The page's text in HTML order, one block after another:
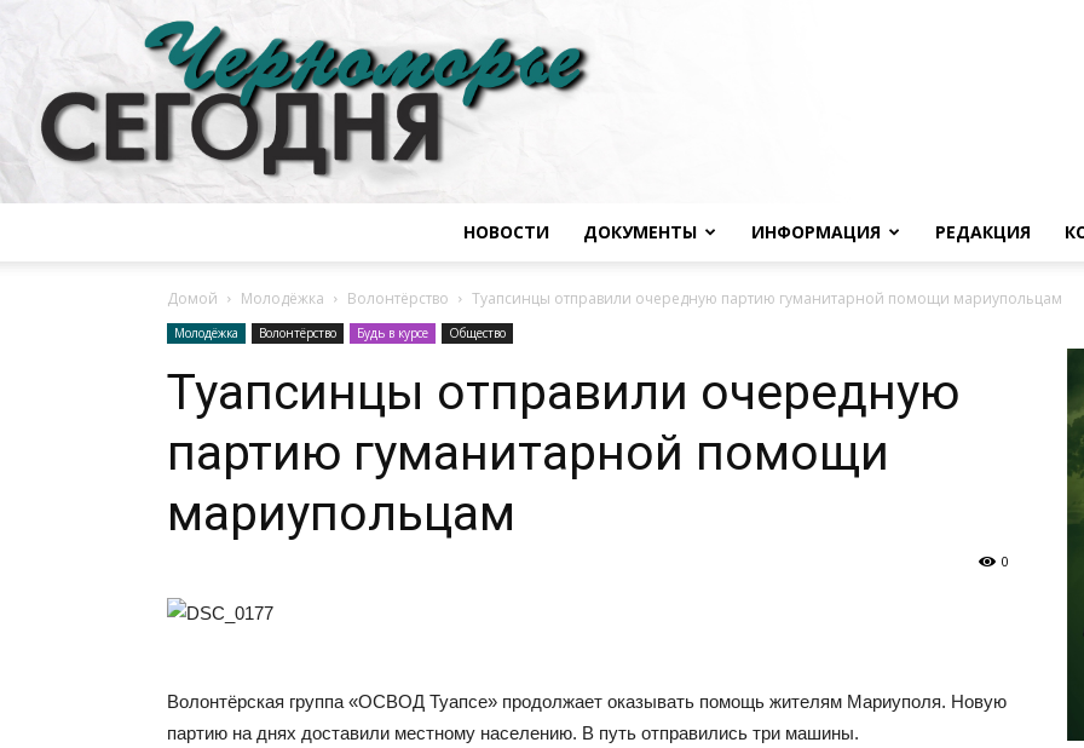
НОВОСТИ ДОКУМЕНТЫ ИНФОРМАЦИЯ РЕДАКЦИЯ
Домой Молодёжка Волонтёрство Туапсинцы отправили очередную партию гуманитарной помощи мариупольцам
Молодёжка Волонтёрство Будь в курсе Общество
Туапсинцы отправили очередную
партию гуманитарной помощи
мариупольцам
0
Волонтёрская группа «ОСВОД Туапсе» продолжает оказывать помощь жителям Мариуполя. Новую
партию на днях доставили местному населению. В путь отправились три машины.